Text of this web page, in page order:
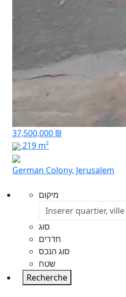
37,500,000 ₪
219 m²
German Colony, Jerusalem
מיקום
סוג
חדרים
סוג הנכס
שטח
Recherche